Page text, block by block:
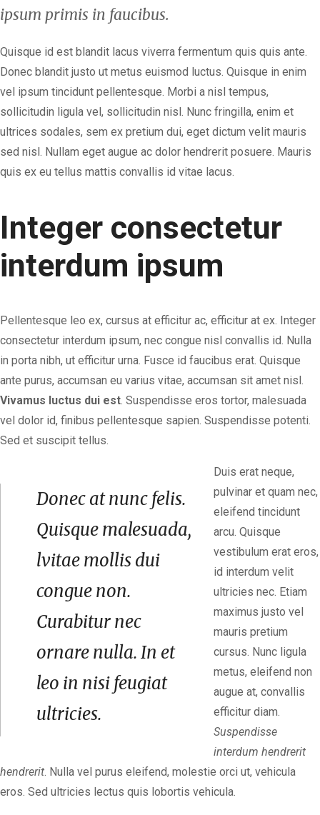
ipsum primis in faucibus.
Quisque id est blandit lacus viverra fermentum quis quis ante.
Donec blandit justo ut metus euismod luctus. Quisque in enim
vel ipsum tincidunt pellentesque. Morbi a nisl tempus,
sollicitudin ligula vel, sollicitudin nisl. Nunc fringilla, enim et
ultrices sodales, sem ex pretium dui, eget dictum velit mauris
sed nisl. Nullam eget augue ac dolor hendrerit posuere. Mauris
quis ex eu tellus mattis convallis id vitae lacus.
Integer consectetur
interdum ipsum
Pellentesque leo ex, cursus at efficitur ac, efficitur at ex. Integer
consectetur interdum ipsum, nec congue nisl convallis id. Nulla
in porta nibh, ut efficitur urna. Fusce id faucibus erat. Quisque
ante purus, accumsan eu varius vitae, accumsan sit amet nisl.
Vivamus luctus dui est. Suspendisse eros tortor, malesuada
vel dolor id, finibus pellentesque sapien. Suspendisse potenti.
Sed et suscipit tellus.
Donec at nunc felis.
Quisque malesuada,
lvitae mollis dui
congue non.
Curabitur nec
ornare nulla. In et
leo in nisi feugiat
ultricies.
Duis erat neque,
pulvinar et quam nec,
eleifend tincidunt
arcu. Quisque
vestibulum erat eros,
id interdum velit
ultricies nec. Etiam
maximus justo vel
mauris pretium
cursus. Nunc ligula
metus, eleifend non
augue at, convallis
efficitur diam.
Suspendisse
interdum hendrerit
hendrerit. Nulla vel purus eleifend, molestie orci ut, vehicula
eros. Sed ultricies lectus quis lobortis vehicula.